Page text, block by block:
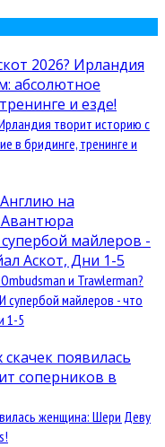
творит историю с
в бридинге, тренинге и
и Trawlerman?
супербой майлеров - что
1-5
женщина: Шери Деву